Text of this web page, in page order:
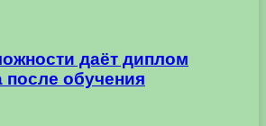
даёт диплом
после обучения